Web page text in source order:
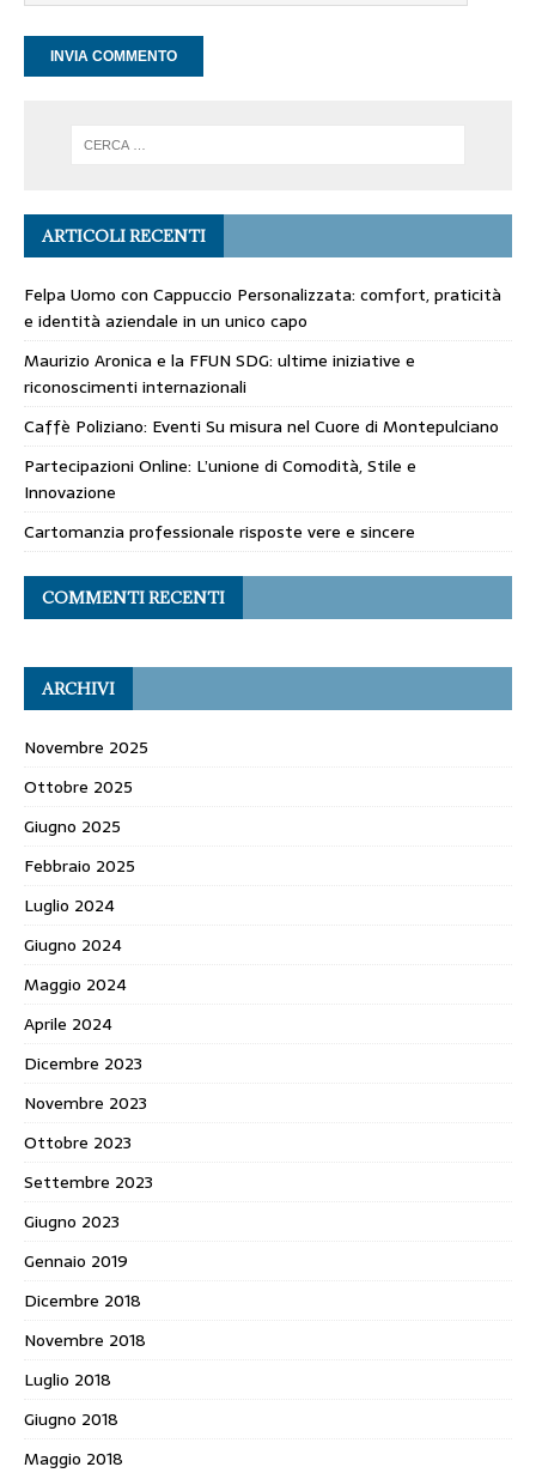
ARTICOLI RECENTI
Felpa Uomo con Cappuccio Personalizzata: comfort, praticità
e identità aziendale in un unico capo
Maurizio Aronica e la FFUN SDG: ultime iniziative e
riconoscimenti internazionali
Caffè Poliziano: Eventi Su misura nel Cuore di Montepulciano
Partecipazioni Online: L’unione di Comodità, Stile e
Innovazione
Cartomanzia professionale risposte vere e sincere
COMMENTI RECENTI
ARCHIVI
Novembre 2025
Ottobre 2025
Giugno 2025
Febbraio 2025
Luglio 2024
Giugno 2024
Maggio 2024
Aprile 2024
Dicembre 2023
Novembre 2023
Ottobre 2023
Settembre 2023
Giugno 2023
Gennaio 2019
Dicembre 2018
Novembre 2018
Luglio 2018
Giugno 2018
Maggio 2018